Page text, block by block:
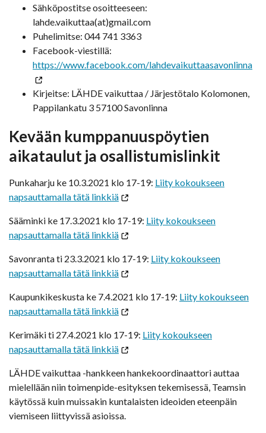
Sähköpostitse osoitteeseen:
lahde.vaikuttaa(at)gmail.com
Puhelimitse: 044 741 3363
Facebook-viestillä:
https://www.facebook.com/lahdevaikuttaasavonlinna
Kirjeitse: LÄHDE vaikuttaa / Järjestötalo Kolomonen,
Pappilankatu 3 57100 Savonlinna
Kevään kumppanuuspöytien
aikataulut ja osallistumislinkit
Punkaharju ke 10.3.2021 klo 17-19: Liity kokoukseen
napsauttamalla tätä linkkiä
Sääminki ke 17.3.2021 klo 17-19: Liity kokoukseen
napsauttamalla tätä linkkiä
Savonranta ti 23.3.2021 klo 17-19: Liity kokoukseen
napsauttamalla tätä linkkiä
Kaupunkikeskusta ke 7.4.2021 klo 17-19: Liity kokoukseen
napsauttamalla tätä linkkiä
Kerimäki ti 27.4.2021 klo 17-19: Liity kokoukseen
napsauttamalla tätä linkkiä
LÄHDE vaikuttaa -hankkeen hankekoordinaattori auttaa
mielellään niin toimenpide-esityksen tekemisessä, Teamsin
käytössä kuin muissakin kuntalaisten ideoiden eteenpäin
viemiseen liittyvissä asioissa.